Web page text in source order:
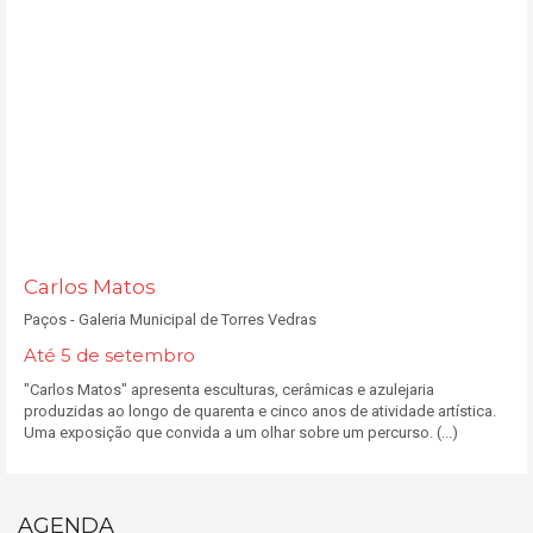
Carlos Matos
Paços - Galeria Municipal de Torres Vedras
Até 5 de setembro
"Carlos Matos" apresenta esculturas, cerâmicas e azulejaria
produzidas ao longo de quarenta e cinco anos de atividade artística.
Uma exposição que convida a um olhar sobre um percurso. (...)
AGENDA